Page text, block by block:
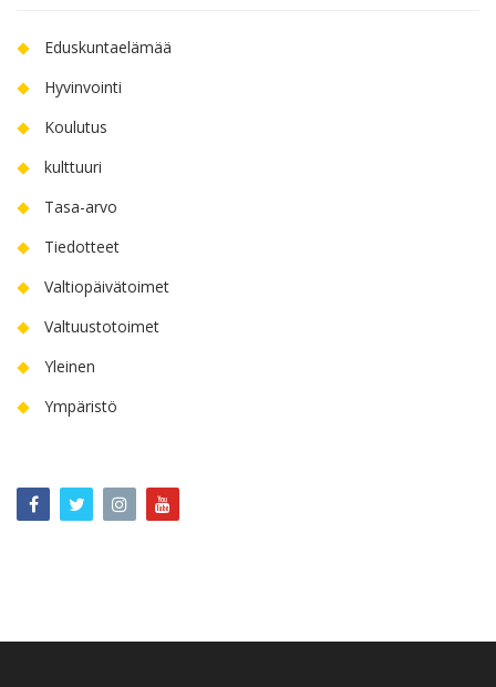
Eduskuntaelämää
Hyvinvointi
Koulutus
kulttuuri
Tasa-arvo
Tiedotteet
Valtiopäivätoimet
Valtuustotoimet
Yleinen
Ympäristö